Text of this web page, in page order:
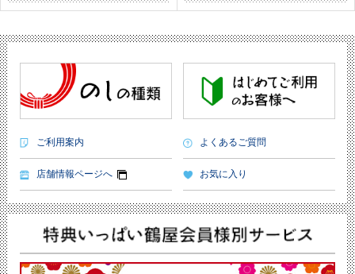
ご利用案内 よくあるご質問
店舗情報ページへ お気に入り